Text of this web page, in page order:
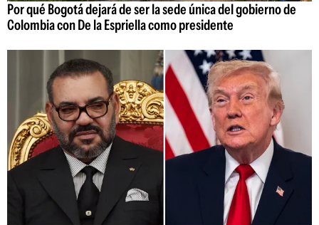
Por qué Bogotá dejará de ser la sede única del gobierno de
Colombia con De la Espriella como presidente